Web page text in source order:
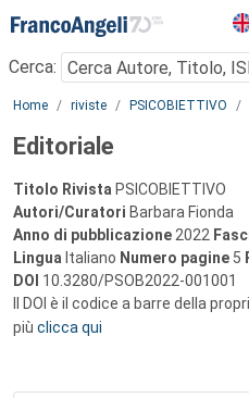
Menu
Cerca:
Main content
Home riviste PSICOBIETTIVO
Editoriale
Titolo Rivista PSICOBIETTIVO
Autori/Curatori Barbara Fionda
Anno di pubblicazione 2022
Lingua Italiano Numero pagine 5
DOI 10.3280/PSOB2022-001001
Il DOI è il codice a barre della
più clicca qui